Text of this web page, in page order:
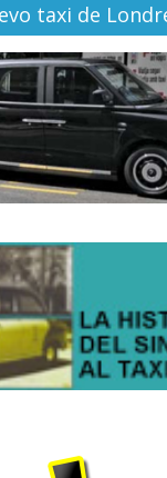
taxi de